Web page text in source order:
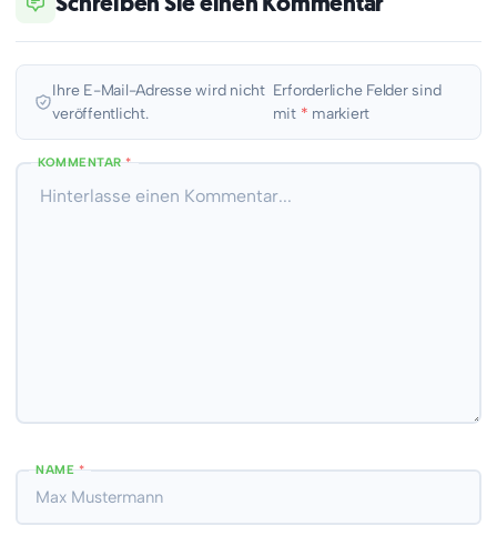
Ihre E-Mail-Adresse wird nicht
veröffentlicht.
Erforderliche Felder sind
mit * markiert
KOMMENTAR*
NAME*